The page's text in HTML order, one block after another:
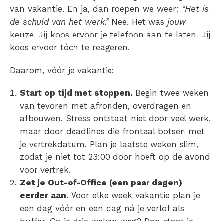
van vakantie. En ja, dan roepen we weer: “Het is
de schuld van het werk.” Nee. Het was jouw
keuze. Jij koos ervoor je telefoon aan te laten. Jij
koos ervoor tóch te reageren.
Daarom, vóór je vakantie:
Start op tijd met stoppen. Begin twee weken
van tevoren met afronden, overdragen en
afbouwen. Stress ontstaat niet door veel werk,
maar door deadlines die frontaal botsen met
je vertrekdatum. Plan je laatste weken slim,
zodat je niet tot 23:00 door hoeft op de avond
voor vertrek.
Zet je Out-of-Office (een paar dagen)
eerder aan. Voor elke week vakantie plan je
een dag vóór en een dag ná je verlof als